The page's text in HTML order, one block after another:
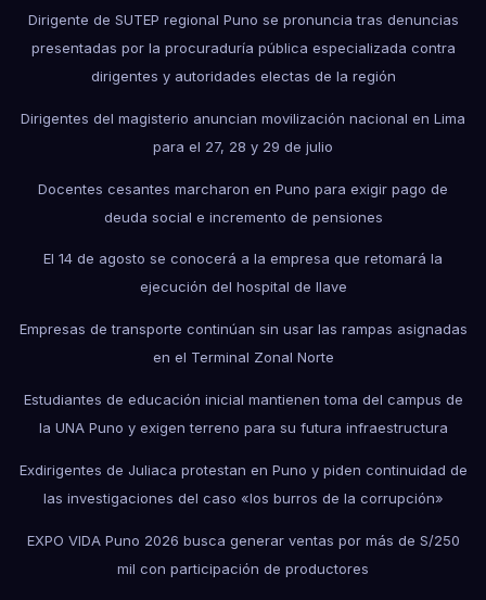
Dirigente de SUTEP regional Puno se pronuncia tras denuncias
presentadas por la procuraduría pública especializada contra
dirigentes y autoridades electas de la región
Dirigentes del magisterio anuncian movilización nacional en Lima
para el 27, 28 y 29 de julio
Docentes cesantes marcharon en Puno para exigir pago de
deuda social e incremento de pensiones
El 14 de agosto se conocerá a la empresa que retomará la
ejecución del hospital de Ilave
Empresas de transporte continúan sin usar las rampas asignadas
en el Terminal Zonal Norte
Estudiantes de educación inicial mantienen toma del campus de
la UNA Puno y exigen terreno para su futura infraestructura
Exdirigentes de Juliaca protestan en Puno y piden continuidad de
las investigaciones del caso «los burros de la corrupción»
EXPO VIDA Puno 2026 busca generar ventas por más de S/250
mil con participación de productores